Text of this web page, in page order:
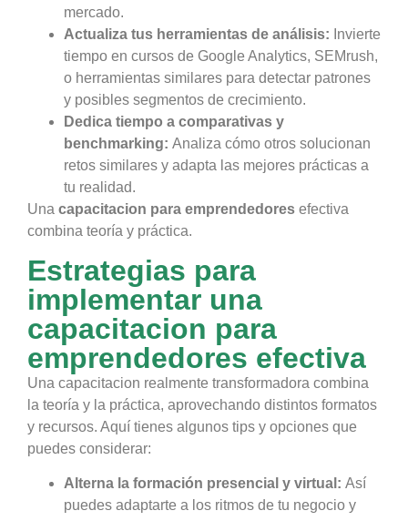
mercado.
Actualiza tus herramientas de análisis: Invierte
tiempo en cursos de Google Analytics, SEMrush,
o herramientas similares para detectar patrones
y posibles segmentos de crecimiento.
Dedica tiempo a comparativas y
benchmarking: Analiza cómo otros solucionan
retos similares y adapta las mejores prácticas a
tu realidad.
Una capacitacion para emprendedores efectiva
combina teoría y práctica.
Estrategias para
implementar una
capacitacion para
emprendedores efectiva
Una capacitacion realmente transformadora combina
la teoría y la práctica, aprovechando distintos formatos
y recursos. Aquí tienes algunos tips y opciones que
puedes considerar:
Alterna la formación presencial y virtual: Así
puedes adaptarte a los ritmos de tu negocio y